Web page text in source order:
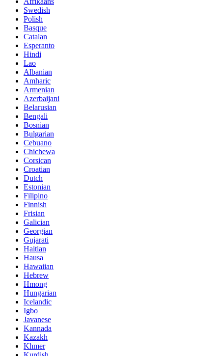
Swedish
Polish
Basque
Catalan
Esperanto
Hindi
Lao
Albanian
Amharic
Armenian
Azerbaijani
Belarusian
Bengali
Bosnian
Bulgarian
Cebuano
Chichewa
Corsican
Croatian
Dutch
Estonian
Filipino
Finnish
Frisian
Galician
Georgian
Gujarati
Haitian
Hausa
Hawaiian
Hebrew
Hmong
Hungarian
Icelandic
Igbo
Javanese
Kannada
Kazakh
Khmer